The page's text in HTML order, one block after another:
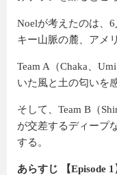
Noelが考えたのは、
キー山脈の麓、アメ
Team A（Chaka、
いた風と土の匂いを
そして、Team B（
が交差するディープ
する。
あらすじ
【Episode 1